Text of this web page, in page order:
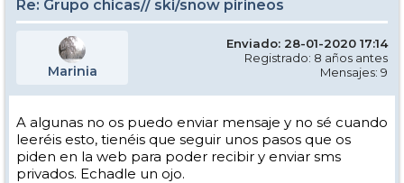
Re: Grupo chicas// ski/snow pirineos
Marinia
Enviado: 28-01-2020 17:14
Registrado: 8 años antes
Mensajes: 9
A algunas no os puedo enviar mensaje y no sé cuando
leeréis esto, tienéis que seguir unos pasos que os
piden en la web para poder recibir y enviar sms
privados. Echadle un ojo.